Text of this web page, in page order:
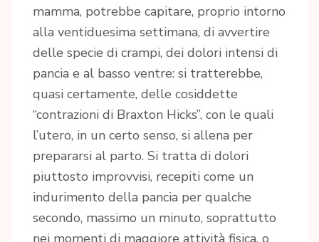
mamma, potrebbe capitare, proprio intorno
alla ventiduesima settimana, di avvertire
delle specie di crampi, dei dolori intensi di
pancia e al basso ventre: si tratterebbe,
quasi certamente, delle cosiddette
“contrazioni di Braxton Hicks”, con le quali
l’utero, in un certo senso, si allena per
prepararsi al parto. Si tratta di dolori
piuttosto improvvisi, recepiti come un
indurimento della pancia per qualche
secondo, massimo un minuto, soprattutto
nei momenti di maggiore attività fisica, o